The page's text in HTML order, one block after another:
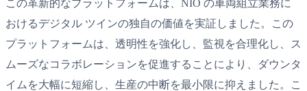
この革新的なプラットフォームは、NIO の車両組立業務に
おけるデジタル ツインの独自の価値を実証しました。この
プラットフォームは、透明性を強化し、監視を合理化し、ス
ムーズなコラボレーションを促進することにより、ダウンタ
イムを大幅に短縮し、生産の中断を最小限に抑えました。こ